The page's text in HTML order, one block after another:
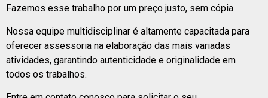
Fazemos esse trabalho por um preço justo, sem cópia.
Nossa equipe multidisciplinar é altamente capacitada para
oferecer assessoria na elaboração das mais variadas
atividades, garantindo autenticidade e originalidade em
todos os trabalhos.